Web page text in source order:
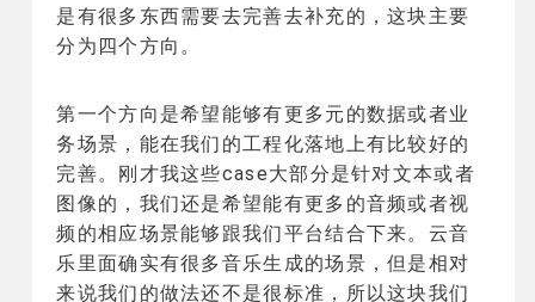
是有很多东西需要去完善去补充的，这块主要
分为四个方向。
第一个方向是希望能够有更多元的数据或者业
务场景，能在我们的工程化落地上有比较好的
完善。刚才我这些case大部分是针对文本或者
图像的，我们还是希望能有更多的音频或者视
频的相应场景能够跟我们平台结合下来。云音
乐里面确实有很多音乐生成的场景，但是相对
来说我们的做法还不是很标准，所以这块我们